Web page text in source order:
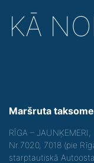
KĀ
Maršruta
RĪGA – JAUNĶEMERI,
Nr.7020, 7018 (pie
starptautiskā